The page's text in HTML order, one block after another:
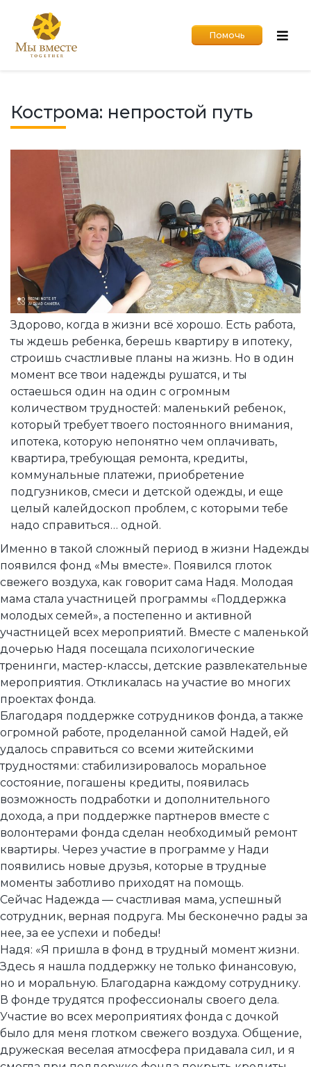
Помочь
Кострома: непростой путь
Здорово, когда в жизни всё хорошо. Есть работа,
ты ждешь ребенка, берешь квартиру в ипотеку,
строишь счастливые планы на жизнь. Но в один
момент все твои надежды рушатся, и ты
остаешься один на один с огромным
количеством трудностей: маленький ребенок,
который требует твоего постоянного внимания,
ипотека, которую непонятно чем оплачивать,
квартира, требующая ремонта, кредиты,
коммунальные платежи, приобретение
подгузников, смеси и детской одежды, и еще
целый калейдоскоп проблем, с которыми тебе
надо справиться… одной.
Именно в такой сложный период в жизни Надежды
появился фонд «Мы вместе». Появился глоток
свежего воздуха, как говорит сама Надя. Молодая
мама стала участницей программы «Поддержка
молодых семей», а постепенно и активной
участницей всех мероприятий. Вместе с маленькой
дочерью Надя посещала психологические
тренинги, мастер-классы, детские развлекательные
мероприятия. Откликалась на участие во многих
проектах фонда.
Благодаря поддержке сотрудников фонда, а также
огромной работе, проделанной самой Надей, ей
удалось справиться со всеми житейскими
трудностями: стабилизировалось моральное
состояние, погашены кредиты, появилась
возможность подработки и дополнительного
дохода, а при поддержке партнеров вместе с
волонтерами фонда сделан необходимый ремонт
квартиры. Через участие в программе у Нади
появились новые друзья, которые в трудные
моменты заботливо приходят на помощь.
Сейчас Надежда — счастливая мама, успешный
сотрудник, верная подруга. Мы бесконечно рады за
нее, за ее успехи и победы!
Надя: «Я пришла в фонд в трудный момент жизни.
Здесь я нашла поддержку не только финансовую,
но и моральную. Благодарна каждому сотруднику.
В фонде трудятся профессионалы своего дела.
Участие во всех мероприятиях фонда с дочкой
было для меня глотком свежего воздуха. Общение,
дружеская веселая атмосфера придавала сил, и я